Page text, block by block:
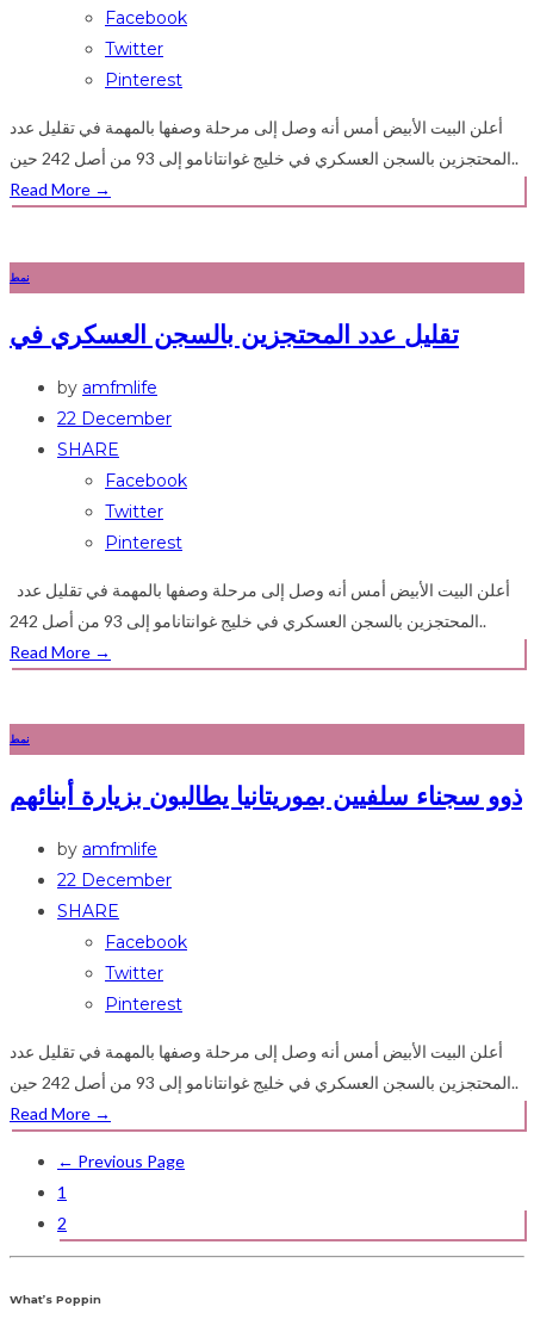
Facebook
Twitter
Pinterest
أعلن البيت الأبيض أمس أنه وصل إلى مرحلة وصفها بالمهمة في تقليل عدد
المحتجزين بالسجن العسكري في خليج غوانتانامو إلى 93 من أصل 242 حين..
Read More →
نمط
تقليل عدد المحتجزين بالسجن العسكري في
by amfmlife
22 December
SHARE
Facebook
Twitter
Pinterest
المحتجزين بالسجن العسكري في خليج غوانتانامو إلى 93 من أصل 242..
Read More →
نمط
ذوو سجناء سلفيين بموريتانيا يطالبون بزيارة أبنائهم
by amfmlife
22 December
SHARE
Facebook
Twitter
Pinterest
أعلن البيت الأبيض أمس أنه وصل إلى مرحلة وصفها بالمهمة في تقليل عدد
المحتجزين بالسجن العسكري في خليج غوانتانامو إلى 93 من أصل 242 حين..
Read More →
← Previous Page
1
2
What’s Poppin